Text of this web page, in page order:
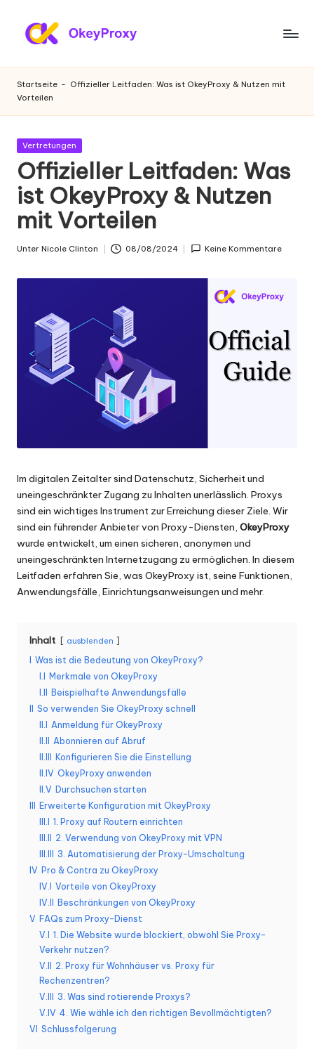
W
o
h
n
-
P
r
o
xi
e
ü
e
n
B
e
d
a
rf
K
st
e
HTTP(S)/SOCKS5-
kostenlose
Web-
Proxys
zum
Ausprobieren,
Tutorials
Proxy-
Scraping
mehr.
Startseite - Offizieller Leitfaden: Was ist OkeyProxy & Nutzen mit
Vorteilen
Gepostet
Vertretungen
Offizieller Leitfaden: Was
ist OkeyProxy & Nutzen
mit Vorteilen
Unter Nicole Clinton 08/08/2024 Keine Kommentare
Im digitalen Zeitalter sind Datenschutz, Sicherheit und
uneingeschränkter Zugang zu Inhalten unerlässlich. Proxys
sind ein wichtiges Instrument zur Erreichung dieser Ziele. Wir
sind ein führender Anbieter von Proxy-Diensten, OkeyProxy
wurde entwickelt, um einen sicheren, anonymen und
uneingeschränkten Internetzugang zu ermöglichen. In diesem
Leitfaden erfahren Sie, was OkeyProxy ist, seine Funktionen,
Anwendungsfälle, Einrichtungsanweisungen und mehr.
Inhalt ausblenden
I Was ist die Bedeutung von OkeyProxy?
I.I Merkmale von OkeyProxy
I.II Beispielhafte Anwendungsfälle
II So verwenden Sie OkeyProxy schnell
II.I Anmeldung für OkeyProxy
II.II Abonnieren auf Abruf
II.III Konfigurieren Sie die Einstellung
II.IV OkeyProxy anwenden
II.V Durchsuchen starten
III Erweiterte Konfiguration mit OkeyProxy
III.I 1. Proxy auf Routern einrichten
III.II 2. Verwendung von OkeyProxy mit VPN
III.III 3. Automatisierung der Proxy-Umschaltung
IV Pro & Contra zu OkeyProxy
IV.I Vorteile von OkeyProxy
IV.II Beschränkungen von OkeyProxy
V FAQs zum Proxy-Dienst
V.I 1. Die Website wurde blockiert, obwohl Sie Proxy-
Verkehr nutzen?
V.II 2. Proxy für Wohnhäuser vs. Proxy für
Rechenzentren?
V.III 3. Was sind rotierende Proxys?
V.IV 4. Wie wähle ich den richtigen Bevollmächtigten?
VI Schlussfolgerung